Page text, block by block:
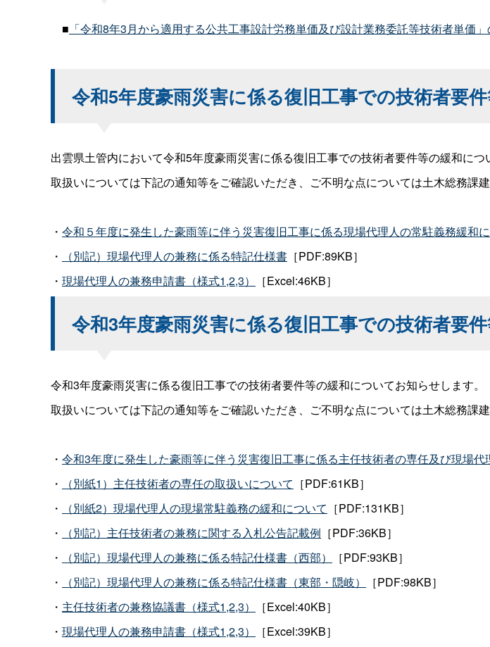
■ 「令和8年3月から適用する公共工事設計労務単価及び設計業務委託等技術者単価
令和5年度豪雨災害に係る復旧工事での技術者要
出雲県土管内において令和5年度豪雨災害に係る復旧工事での技術者要件等の緩和につ
取扱いについては下記の通知等をご確認いただき、ご不明な点については土木総務課
・ 令和５年度に発生した豪雨等に伴う災害復旧工事に係る現場代理人の常駐義務緩和
・
（別記）現場代理人の兼務に係る特記仕様書 ［PDF:89KB］
・ 現場代理人の兼務申請書（様式1,2,3） ［Excel:46KB］
令和3年度豪雨災害に係る復旧工事での技術者要
令和3年度豪雨災害に係る復旧工事での技術者要件等の緩和についてお知らせします。
取扱いについては下記の通知等をご確認いただき、ご不明な点については土木総務課
・ 令和3年度に発生した豪雨等に伴う災害復旧工事に係る主任技術者の専任及び現場代
・
（別紙1）主任技術者の専任の取扱いについて ［PDF:61KB］
・
（別紙2）現場代理人の現場常駐義務の緩和について ［PDF:131KB］
・
（別記）主任技術者の兼務に関する入札公告記載例 ［PDF:36KB］
・
（別記）現場代理人の兼務に係る特記仕様書（西部）
［PDF:93KB］
・
（別記）現場代理人の兼務に係る特記仕様書（東部・隠岐）
［PDF:98KB］
・ 主任技術者の兼務協議書（様式1,2,3）
［Excel:40KB］
・ 現場代理人の兼務申請書（様式1,2,3） ［Excel:39KB］